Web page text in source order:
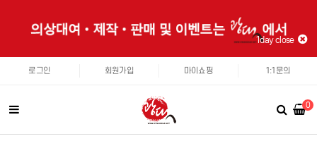
1day close
로그인 회원가입 마이쇼핑 1:1문의
0